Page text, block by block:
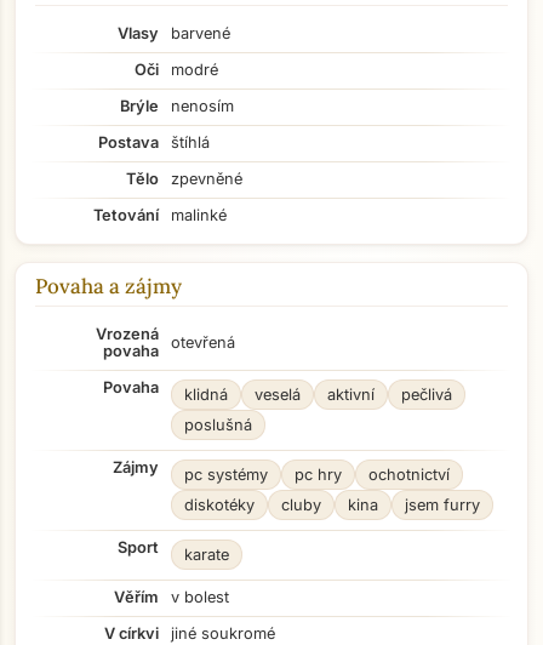
Vlasy
barvené
Oči
modré
Brýle
nenosím
Postava
štíhlá
Tělo
zpevněné
Tetování
malinké
Povaha a zájmy
Vrozená
povaha
otevřená
Povaha klidná veselá aktivní
pečlivá
poslušná
Zájmy pc systémy pc hry
ochotnictví
diskotéky
cluby kina jsem furry
Sport karate
Věřím
v bolest
V církvi
jiné soukromé